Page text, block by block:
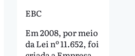
EBC
Em 2008, por meio
da Lei nº 11.652, foi